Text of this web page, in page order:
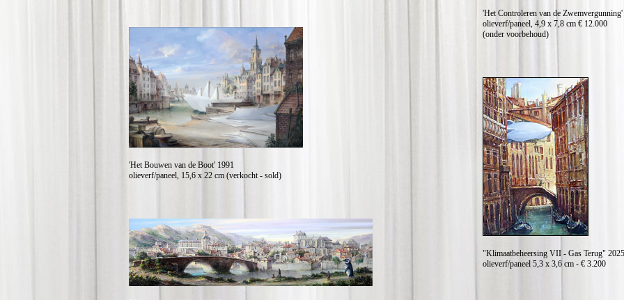
'Het Bouwen van de Boot' 1991
olieverf/paneel, 15,6 x 22 cm (verkocht - sold)
'Het Controleren van de
olieverf/paneel, 4,9 x 7,8 cm € 12.000
(onder voorbehoud)
"Klimaatbeheersing VII - Gas Terug" 2025
olieverf/paneel 5,3 x 3,6 cm - € 3.200